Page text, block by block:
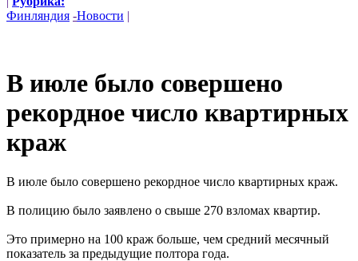
Финляндия -Новости |
В июле было совершено
рекордное число квартирных
краж
В июле было совершено рекордное число квартирных краж.
В полицию было заявлено о свыше 270 взломах квартир.
Это примерно на 100 краж больше, чем средний месячный
показатель за предыдущие полтора года.